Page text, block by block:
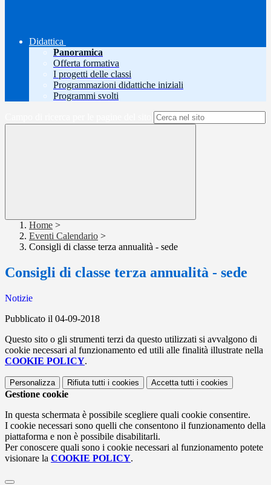
Didattica
Panoramica
Offerta formativa
I progetti delle classi
Programmazioni didattiche iniziali
Programmi svolti
Home >
Eventi Calendario >
Consigli di classe terza annualità - sede
Consigli di classe terza annualità - sede
Notizie
Pubblicato il 04-09-2018
Questo sito o gli strumenti terzi da questo utilizzati si avvalgono di
cookie necessari al funzionamento ed utili alle finalità illustrate nella
COOKIE POLICY.
Personalizza Rifiuta tutti i cookies Accetta tutti i cookies
Gestione cookie
In questa schermata è possibile scegliere quali cookie consentire.
I cookie necessari sono quelli che consentono il funzionamento della
piattaforma e non è possibile disabilitarli.
Per conoscere quali sono i cookie necessari al funzionamento potete
visionare la COOKIE POLICY.